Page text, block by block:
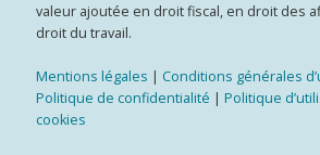
valeur ajoutée en droit fiscal, en droit des
droit du travail.
Mentions légales | Conditions générales
Politique de confidentialité | Politique
cookies